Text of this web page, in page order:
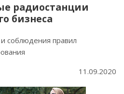
радиостанции
бизнеса
соблюдения правил
11.09.2020